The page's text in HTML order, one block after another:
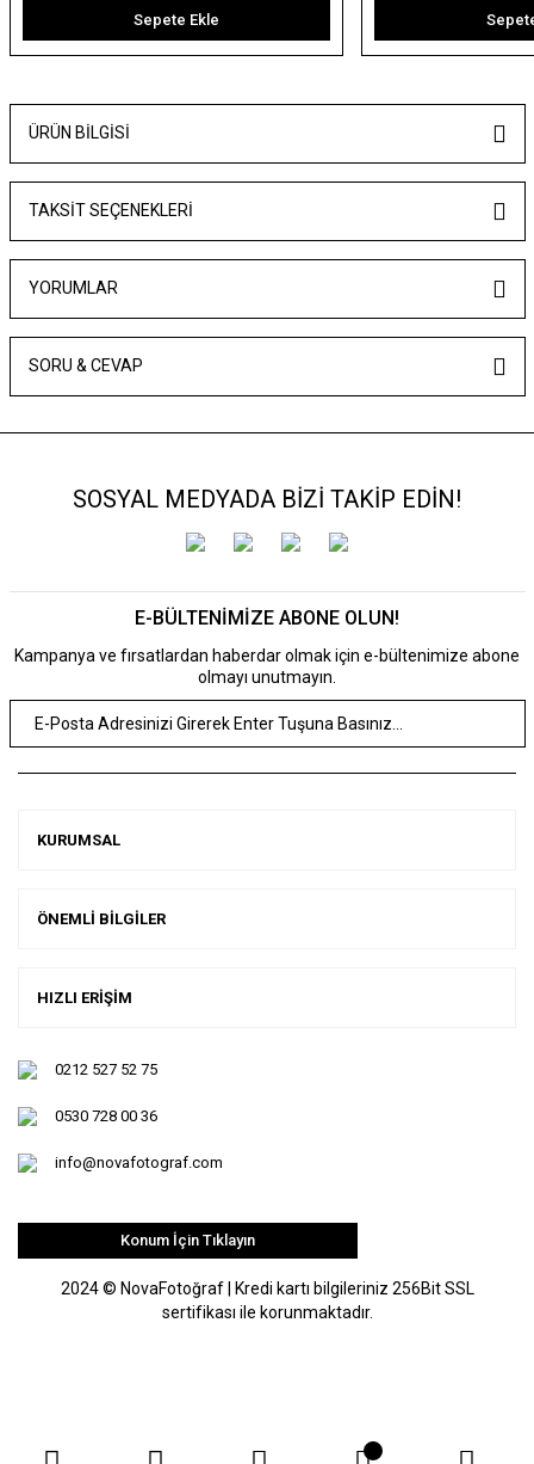
Sepete Ekle
ÜRÜN BILGISI
TAKSIT SEÇENEKLERI
YORUMLAR
SORU & CEVAP
SOSYAL MEDYADA BİZİ TAKİP EDİN!
E-BÜLTENİMİZE ABONE OLUN!
Kampanya ve fırsatlardan haberdar olmak için e-bültenimize abone
olmayı unutmayın.
KURUMSAL
ÖNEMLİ BİLGİLER
HIZLI ERİŞİM
0212 527 52 75
0530 728 00 36
info@novafotograf.com
Konum İçin Tıklayın
2024 © NovaFotoğraf | Kredi kartı bilgileriniz 256Bit SSL
sertifikası ile korunmaktadır.